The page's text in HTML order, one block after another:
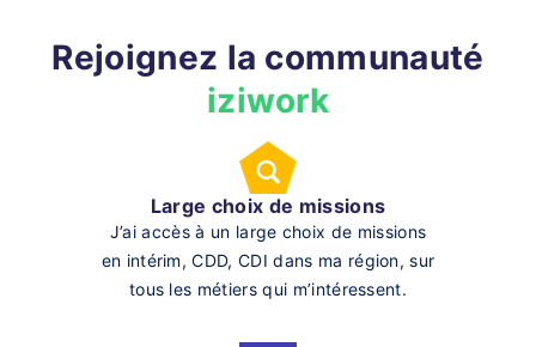
Rejoignez la communauté
iziwork
Large choix de missions
J’ai accès à un large choix de missions
en intérim, CDD, CDI dans ma région, sur
tous les métiers qui m’intéressent.